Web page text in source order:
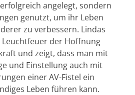
angelegt, sondern
genutzt, um ihr Leben
zu verbessern. Lindas
Leuchtfeuer der Hoffnung
und zeigt, dass man mit
und Einstellung auch mit
einer AV-Fistel ein
Leben führen kann.